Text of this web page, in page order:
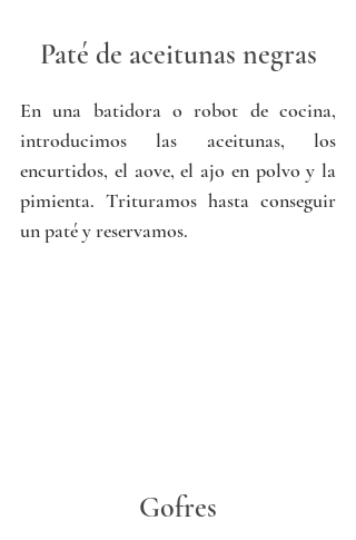
Paté de aceitunas negras
En una batidora o robot de cocina,
introducimos las aceitunas, los
encurtidos, el aove, el ajo en polvo y la
pimienta. Trituramos hasta conseguir
un paté y reservamos.
Gofres